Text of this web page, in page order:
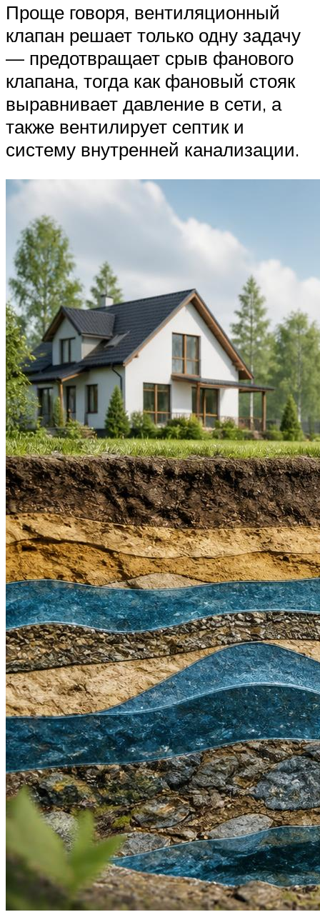
Проще говоря, вентиляционный
клапан решает только одну задачу
— предотвращает срыв фанового
клапана, тогда как фановый стояк
выравнивает давление в сети, а
также вентилирует септик и
систему внутренней канализации.